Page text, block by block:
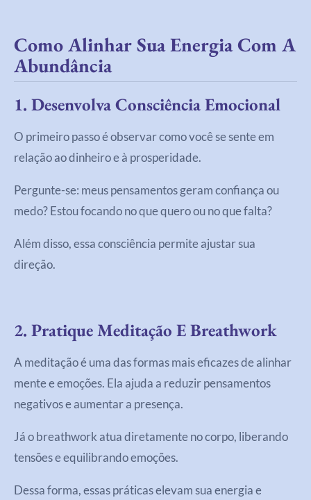
Como Alinhar Sua Energia Com A
Abundância
1. Desenvolva Consciência Emocional
O primeiro passo é observar como você se sente em
relação ao dinheiro e à prosperidade.
Pergunte-se: meus pensamentos geram confiança ou
medo? Estou focando no que quero ou no que falta?
Além disso, essa consciência permite ajustar sua
direção.
2. Pratique Meditação E Breathwork
A meditação é uma das formas mais eficazes de alinhar
mente e emoções. Ela ajuda a reduzir pensamentos
negativos e aumentar a presença.
Já o breathwork atua diretamente no corpo, liberando
tensões e equilibrando emoções.
Dessa forma, essas práticas elevam sua energia e